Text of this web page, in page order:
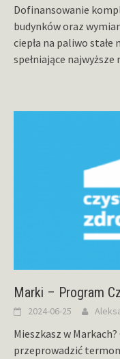
Dofinansowanie
budynków oraz
ciepła na paliwo stałe
spełniające
Marki – Program
2024-06-25
Mieszkasz w
przeprowadzić